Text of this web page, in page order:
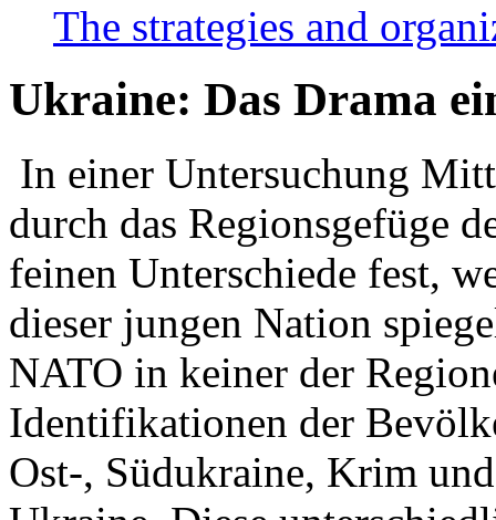
The strategies and
Ukraine: Das Drama
In einer Untersuchung
durch das Regionsgefüge
feinen Unterschiede fest,
dieser jungen Nation
NATO in keiner der
Identifikationen der
Ost-, Südukraine, Krim